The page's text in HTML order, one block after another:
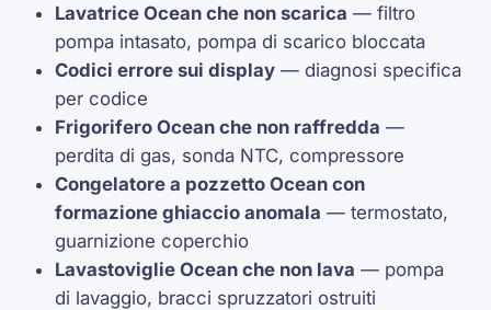
Lavatrice Ocean che non scarica — filtro
pompa intasato, pompa di scarico bloccata
Codici errore sui display — diagnosi specifica
per codice
Frigorifero Ocean che non raffredda —
perdita di gas, sonda NTC, compressore
Congelatore a pozzetto Ocean con
formazione ghiaccio anomala — termostato,
guarnizione coperchio
Lavastoviglie Ocean che non lava — pompa
di lavaggio, bracci spruzzatori ostruiti